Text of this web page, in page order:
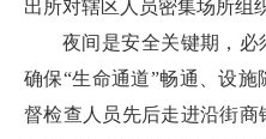
出所对辖区人员密集场所组
夜间是安全关键期，必
确保“生命通道”畅通、设
督检查人员先后走进沿街